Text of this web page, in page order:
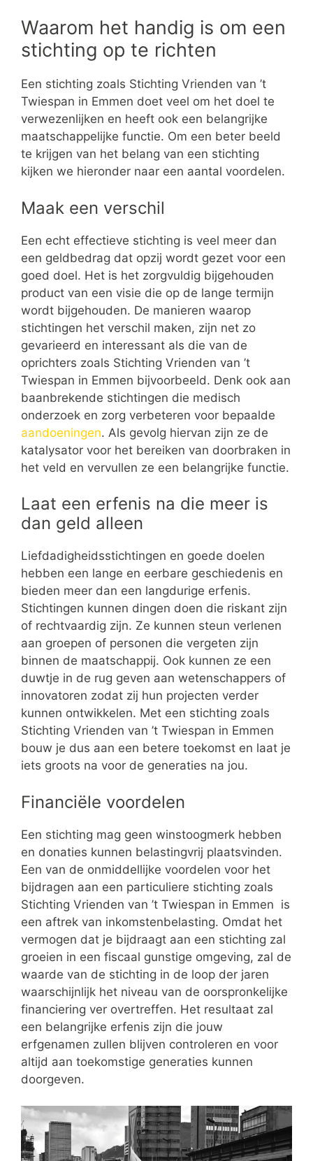
Waarom het handig is om een
stichting op te richten
Een stichting zoals Stichting Vrienden van ’t
Twiespan in Emmen doet veel om het doel te
verwezenlijken en heeft ook een belangrijke
maatschappelijke functie. Om een beter beeld
te krijgen van het belang van een stichting
kijken we hieronder naar een aantal voordelen.
Maak een verschil
Een echt effectieve stichting is veel meer dan
een geldbedrag dat opzij wordt gezet voor een
goed doel. Het is het zorgvuldig bijgehouden
product van een visie die op de lange termijn
wordt bijgehouden. De manieren waarop
stichtingen het verschil maken, zijn net zo
gevarieerd en interessant als die van de
oprichters zoals Stichting Vrienden van ’t
Twiespan in Emmen bijvoorbeeld. Denk ook aan
baanbrekende stichtingen die medisch
onderzoek en zorg verbeteren voor bepaalde
aandoeningen. Als gevolg hiervan zijn ze de
katalysator voor het bereiken van doorbraken in
het veld en vervullen ze een belangrijke functie.
Laat een erfenis na die meer is
dan geld alleen
Liefdadigheidsstichtingen en goede doelen
hebben een lange en eerbare geschiedenis en
bieden meer dan een langdurige erfenis.
Stichtingen kunnen dingen doen die riskant zijn
of rechtvaardig zijn. Ze kunnen steun verlenen
aan groepen of personen die vergeten zijn
binnen de maatschappij. Ook kunnen ze een
duwtje in de rug geven aan wetenschappers of
innovatoren zodat zij hun projecten verder
kunnen ontwikkelen. Met een stichting zoals
Stichting Vrienden van ’t Twiespan in Emmen
bouw je dus aan een betere toekomst en laat je
iets groots na voor de generaties na jou.
Financiële voordelen
Een stichting mag geen winstoogmerk hebben
en donaties kunnen belastingvrij plaatsvinden.
Een van de onmiddellijke voordelen voor het
bijdragen aan een particuliere stichting zoals
Stichting Vrienden van ’t Twiespan in Emmen is
een aftrek van inkomstenbelasting. Omdat het
vermogen dat je bijdraagt aan een stichting zal
groeien in een fiscaal gunstige omgeving, zal de
waarde van de stichting in de loop der jaren
waarschijnlijk het niveau van de oorspronkelijke
financiering ver overtreffen. Het resultaat zal
een belangrijke erfenis zijn die jouw
erfgenamen zullen blijven controleren en voor
altijd aan toekomstige generaties kunnen
doorgeven.